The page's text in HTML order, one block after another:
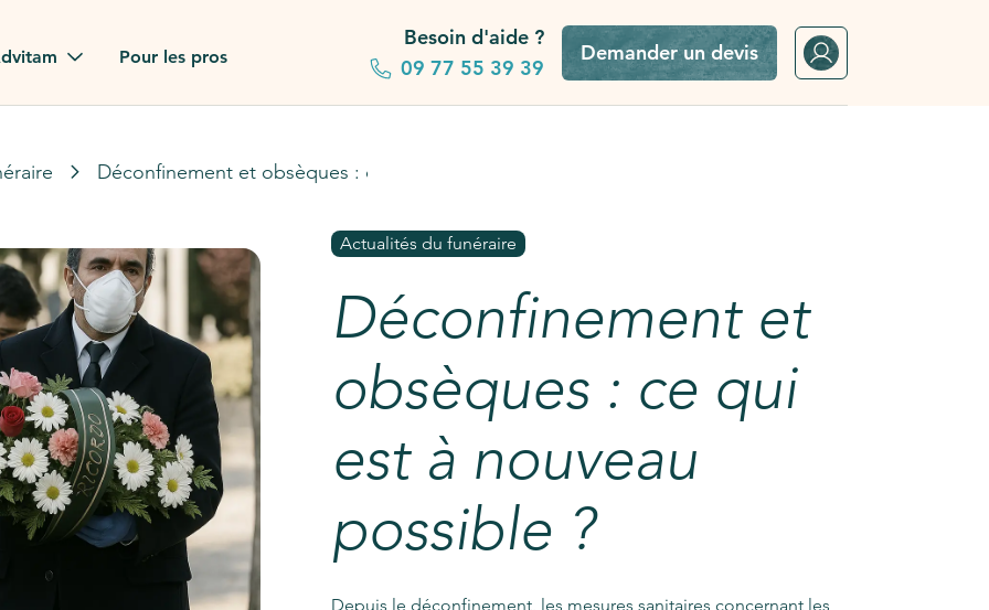
dans la presse
?
notre FAQ
Pour les pros
Besoin d'aide ?
09 77 55 39 39
Demander un devis
Déconfinement et obsèques : ce qui est à nouveau possible ?
Actualités du funéraire
Déconfinement et
obsèques : ce qui
est à nouveau
possible ?
Depuis le déconfinement, les mesures sanitaires concernant les